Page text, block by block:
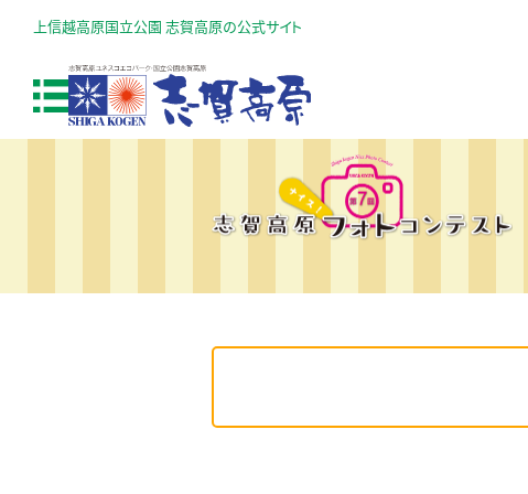
上信越高原国立公園 志賀高原の公式サイト